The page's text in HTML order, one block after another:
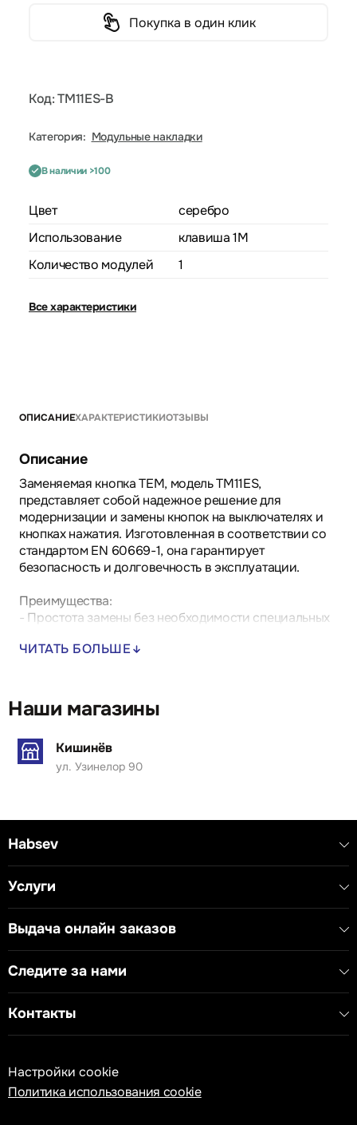
Покупка в один клик
Код: TM11ES-B
Категория: Модульные накладки
В наличии >100
Цвет
серебро
Использование
клавиша 1M
Количество модулей
1
Все характеристики
ОПИСАНИЕХАРАКТЕРИСТИКИОТЗЫВЫ
Описание
Заменяемая кнопка TEM, модель TM11ES,
представляет собой надежное решение для
модернизации и замены кнопок на выключателях и
кнопках нажатия. Изготовленная в соответствии со
стандартом EN 60669-1, она гарантирует
безопасность и долговечность в эксплуатации.
Преимущества:
- Простота замены без необходимости специальных
- Компактный дизайн, обеспечивающий удобство
условиях интенсивной эксплуатации.
Области применения: идеально подходит для
промышленных и коммерческих объектов, где
требуется частая замена или обновление кнопок.
- Тип устройства: Заменяемая кнопка
- Соответствие стандартам: EN 60669-1
ЧИТАТЬ БОЛЬШЕ
Наши магазины
Кишинёв
ул. Узинелор 90
Habsev
Услуги
Выдача онлайн заказов
Следите за нами
Контакты
Настройки cookie
Политика использования cookie